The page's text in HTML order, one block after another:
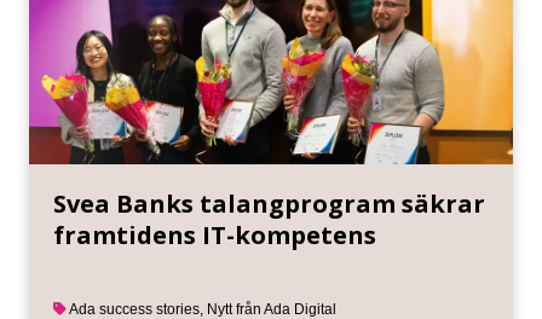
Svea Banks talangprogram säkrar
framtidens IT-kompetens
Ada success stories Nytt från Ada Digital